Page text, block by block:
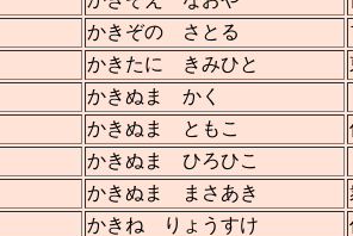
かきぞの さとる
かきたに きみひと
かきぬま かく
かきぬま ともこ
かきぬま ひろひこ
かきぬま まさあき
かきね りょうすけ